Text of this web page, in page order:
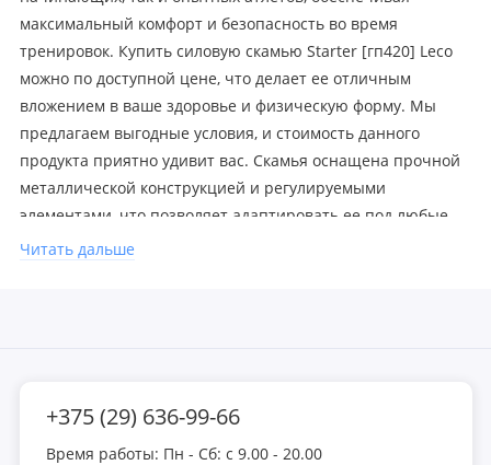
максимальный комфорт и безопасность во время
тренировок. Купить силовую скамью Starter [гп420] Leco
можно по доступной цене, что делает ее отличным
вложением в ваше здоровье и физическую форму. Мы
предлагаем выгодные условия, и стоимость данного
продукта приятно удивит вас. Скамья оснащена прочной
металлической конструкцией и регулируемыми
элементами, что позволяет адаптировать ее под любые
упражнения. Не упустите возможность улучшить свои
Читать дальше
+375 (29) 636-99-66
Время работы: Пн - Сб: с 9.00 - 20.00